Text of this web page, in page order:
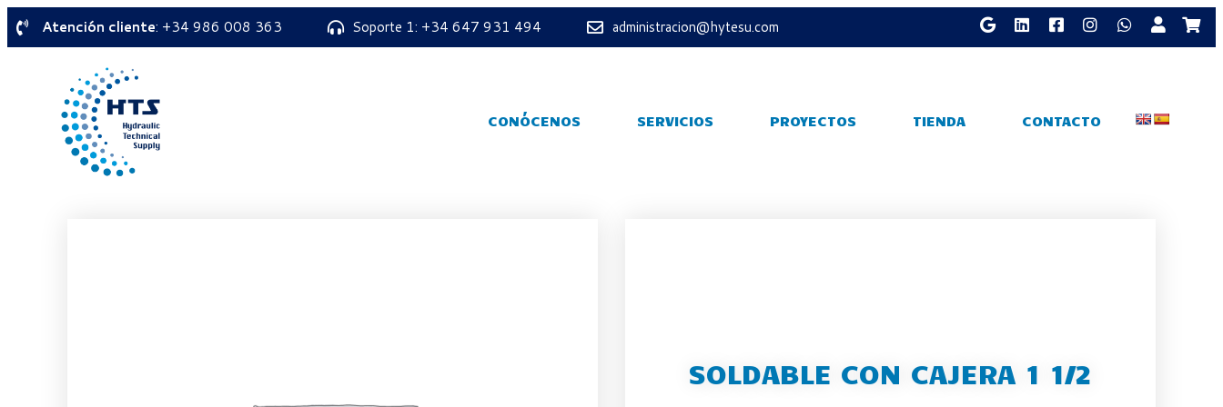
Atención cliente: +34 986 008 363 Soporte 1: +34 647 931 494 administracion@hytesu.com
CONÓCENOS SERVICIOS PROYECTOS TIENDA CONTACTO
SOLDABLE CON CAJERA 1 1/2